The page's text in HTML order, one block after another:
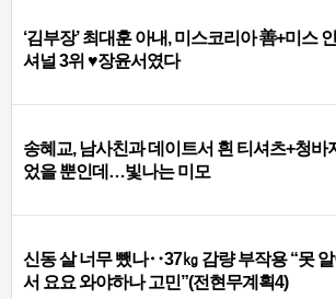
‘김부장’ 최대훈 아내, 미스코리아 善+미스
셔널 3위 ♥장윤서였다
송혜교, 남사친과 데이트서 흰 티셔츠+청바
었을 뿐인데…빛나는 미모
신동 살 너무 뺐나‥37㎏ 감량 부작용 “못
서 요요 와야하나 고민”(전현무계획4)